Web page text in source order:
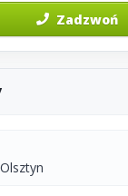
Zadzwoń